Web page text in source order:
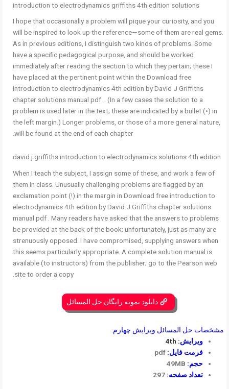
introduction to electrodynamics griffiths 4th edition solutions
I hope that occasionally a problem will pique your curiosity, and you
will be inspired to look up the reference—some of them are real gems.
As in previous editions, I distinguish two kinds of problems. Some
have a speciﬁc pedagogical purpose, and should be worked
immediately after reading the section to which they pertain; these I
have placed at the pertinent point within the Download free
introduction to electrodynamics 4th edition by David J Griffiths
chapter solutions manual pdf . (In a few cases the solution to a
problem is used later in the text; these are indicated by a bullet (•) in
the left margin.) Longer problems, or those of a more general nature,
will be found at the end of each chapter.
david j griffiths introduction to electrodynamics solutions 4th edition
When I teach the subject, I assign some of these, and work a few of
them in class. Unusually challenging problems are ﬂagged by an
exclamation point (!) in the margin in Download free introduction to
electrodynamics 4th edition by David J Griffiths chapter solutions
manual pdf . Many readers have asked that the answers to problems
be provided at the back of the book; unfortunately, just as many are
strenuously opposed. I have compromised, supplying answers when
this seems particularly appropriate. A complete solution manual is
available (to instructors) from the publisher; go to the Pearson web
site to order a copy.
دانلود نمونه رایگان حل المسائل
مشخصات حل المسائل ویرایش چهارم:
ویرایش: 4th
فرمت فایل: pdf
حجم:
تعداد صفحه: 297